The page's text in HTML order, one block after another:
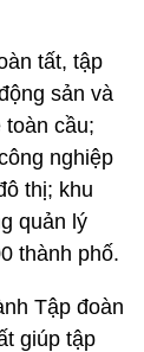
tất, tập
sản và
cầu;
nghiệp
thị; khu
quản lý
thành phố.
Tập đoàn
giúp tập